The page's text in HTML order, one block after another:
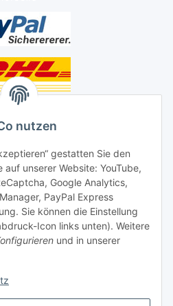
nutzen
gestatten Sie den
unserer Website: YouTube,
Google Analytics,
PayPal Express
Sie können die Einstellung
Icon links unten). Weitere
und in unserer
widerrufen